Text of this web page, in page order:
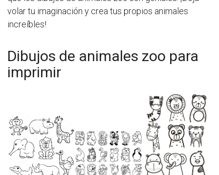
volar tu imaginación y crea tus propios animales
increíbles!
Dibujos de animales zoo para
imprimir